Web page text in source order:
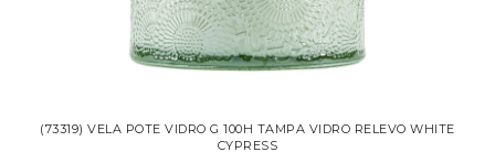
(73319) VELA POTE VIDRO G 100H TAMPA VIDRO RELEVO WHITE
CYPRESS